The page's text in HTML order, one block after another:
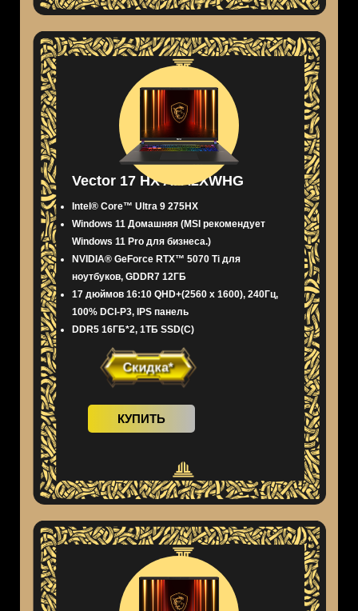
Vector 17 HX AI A2XWHG
Intel® Core™ Ultra 9 275HX
Windows 11 Домашняя (MSI рекомендует
Windows 11 Pro для бизнеса.)
NVIDIA® GeForce RTX™ 5070 Ti для
ноутбуков, GDDR7 12ГБ
17 дюймов 16:10 QHD+(2560 x 1600), 240Гц,
100% DCI-P3, IPS панель
DDR5 16ГБ*2, 1ТБ SSD(C)
Скидка*
КУПИТЬ